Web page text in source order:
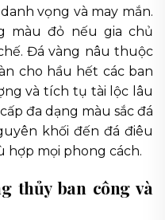
vọng và may mắn.
màu đỏ nếu gia chủ
Đá vàng nâu thuộc
cho hầu hết các ban
và tích tụ tài lộc lâu
đa dạng màu sắc đá
khối đến đá điêu
hợp mọi phong cách.
thủy ban công và